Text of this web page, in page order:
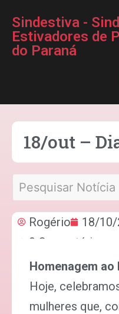
Sindestiva -
Estivadores de
do Paraná
18/out –
Rogério 18/
0 Comentários
Homenagem
Hoje,
mulheres que,